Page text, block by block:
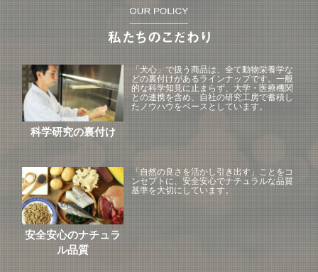
科学研究の裏付け
「犬心」で扱う商品は、全て動物栄養学な
どの裏付けがあるラインナップです。一般
的な科学知見に止まらず、大学・医療機関
との連携を含め、自社の研究工房で蓄積し
たノウハウをベースとしています。
安全安心のナチュラ
ル品質
「自然の良さを活かし引き出す」ことをコ
ンセプトに、安全安心でナチュラルな品質
基準を大切にしています。